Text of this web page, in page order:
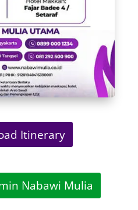
Itinerary
Nabawi Mulia